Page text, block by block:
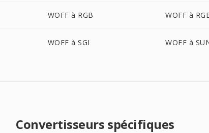
WOFF à RGB WOFF à
WOFF à SGI WOFF à
Convertisseurs spécifiques